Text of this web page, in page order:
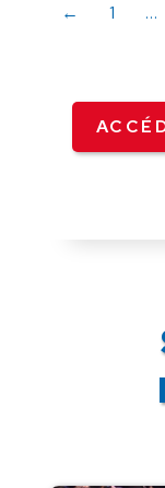
← 1 …